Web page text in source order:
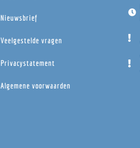
Nieuwsbrief
Veelgestelde vragen
Privacystatement
Algemene voorwaarden